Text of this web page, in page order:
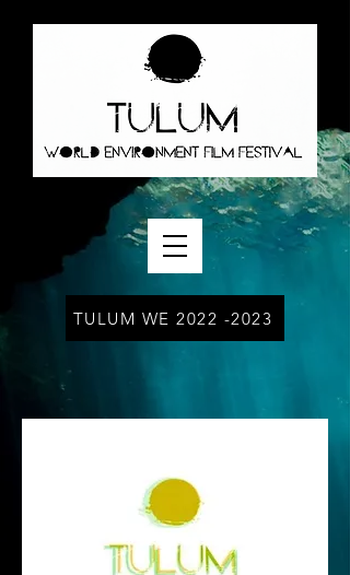
TULUM WE 2022 -2023